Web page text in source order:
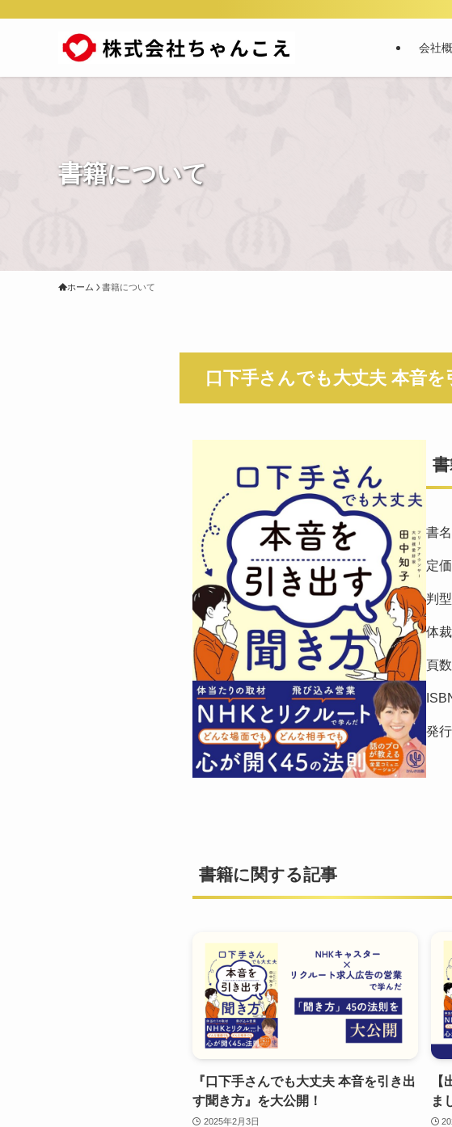
会社
書籍について
ホーム 書籍について
口下手さんでも大丈夫 本音
書
定
判
体
頁
発
書籍に関する記事
『口下手さんでも大丈夫 本音を引き出
す聞き方』を大公開！
2025年2月3日
ま